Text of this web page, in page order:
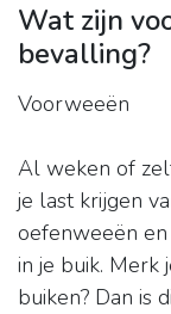
Wat zijn
bevalling?
Voorweeën
Al weken of
je last krijgen
oefenweeën
in je buik. Merk
buiken? Dan is